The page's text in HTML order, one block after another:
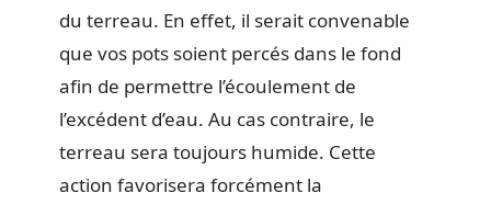
du terreau. En effet, il serait convenable
que vos pots soient percés dans le fond
afin de permettre l’écoulement de
l’excédent d’eau. Au cas contraire, le
terreau sera toujours humide. Cette
action favorisera forcément la